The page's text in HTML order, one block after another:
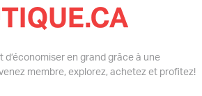
en grand grâce à une
membre, explorez, achetez et profitez!